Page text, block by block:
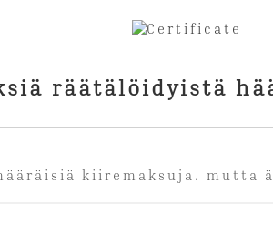
räätälöidyistä
kiiremaksuja. mutta